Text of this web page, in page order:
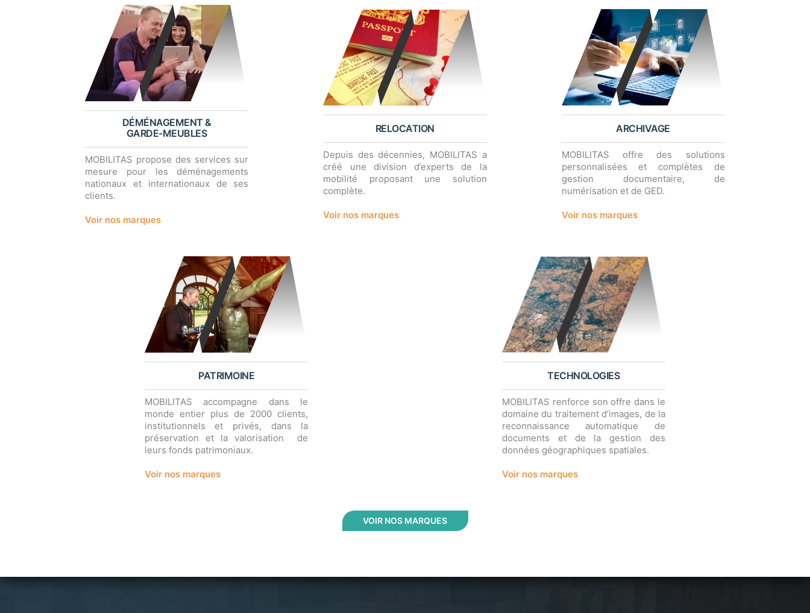
DÉMÉNAGEMENT &
GARDE-MEUBLES
MOBILITAS propose des services sur
mesure pour les déménagements
nationaux et internationaux de ses
clients.
Voir nos marques
RELOCATION
Depuis des décennies, MOBILITAS a
créé une division d’experts de la
mobilité proposant une solution
complète.
Voir nos marques
ARCHIVAGE
MOBILITAS offre des solutions
personnalisées et complètes de
gestion documentaire, de
numérisation et de GED.
Voir nos marques
PATRIMOINE
MOBILITAS accompagne dans le
monde entier plus de 2000 clients,
institutionnels et privés, dans la
préservation et la valorisation de
leurs fonds patrimoniaux.
Voir nos marques
TECHNOLOGIES
MOBILITAS renforce son offre dans le
domaine du traitement d’images, de la
reconnaissance automatique de
documents et de la gestion des
données géographiques spatiales.
Voir nos marques
VOIR NOS MARQUES